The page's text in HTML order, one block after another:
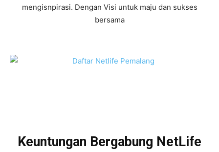
mengisnpirasi. Dengan Visi untuk maju dan sukses
bersama
Keuntungan Bergabung NetLife